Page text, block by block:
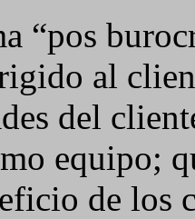
“pos
al
del
equipo;
de los